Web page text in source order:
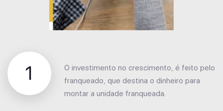
1
O investimento no crescimento, é feito pelo
franqueado, que destina o dinheiro para
montar a unidade franqueada.